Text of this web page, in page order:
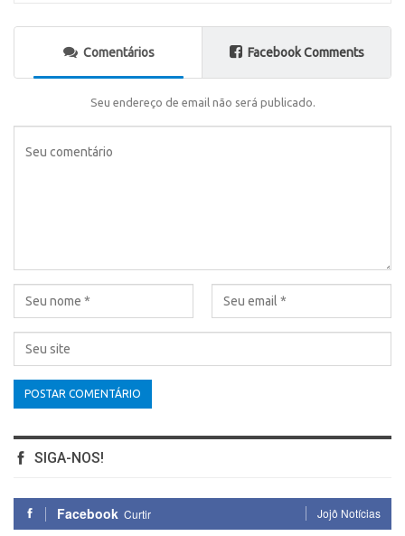
Comentários Facebook Comments
Seu endereço de email não será publicado.
SIGA-NOS!
Facebook Curtir Jojô Notícias